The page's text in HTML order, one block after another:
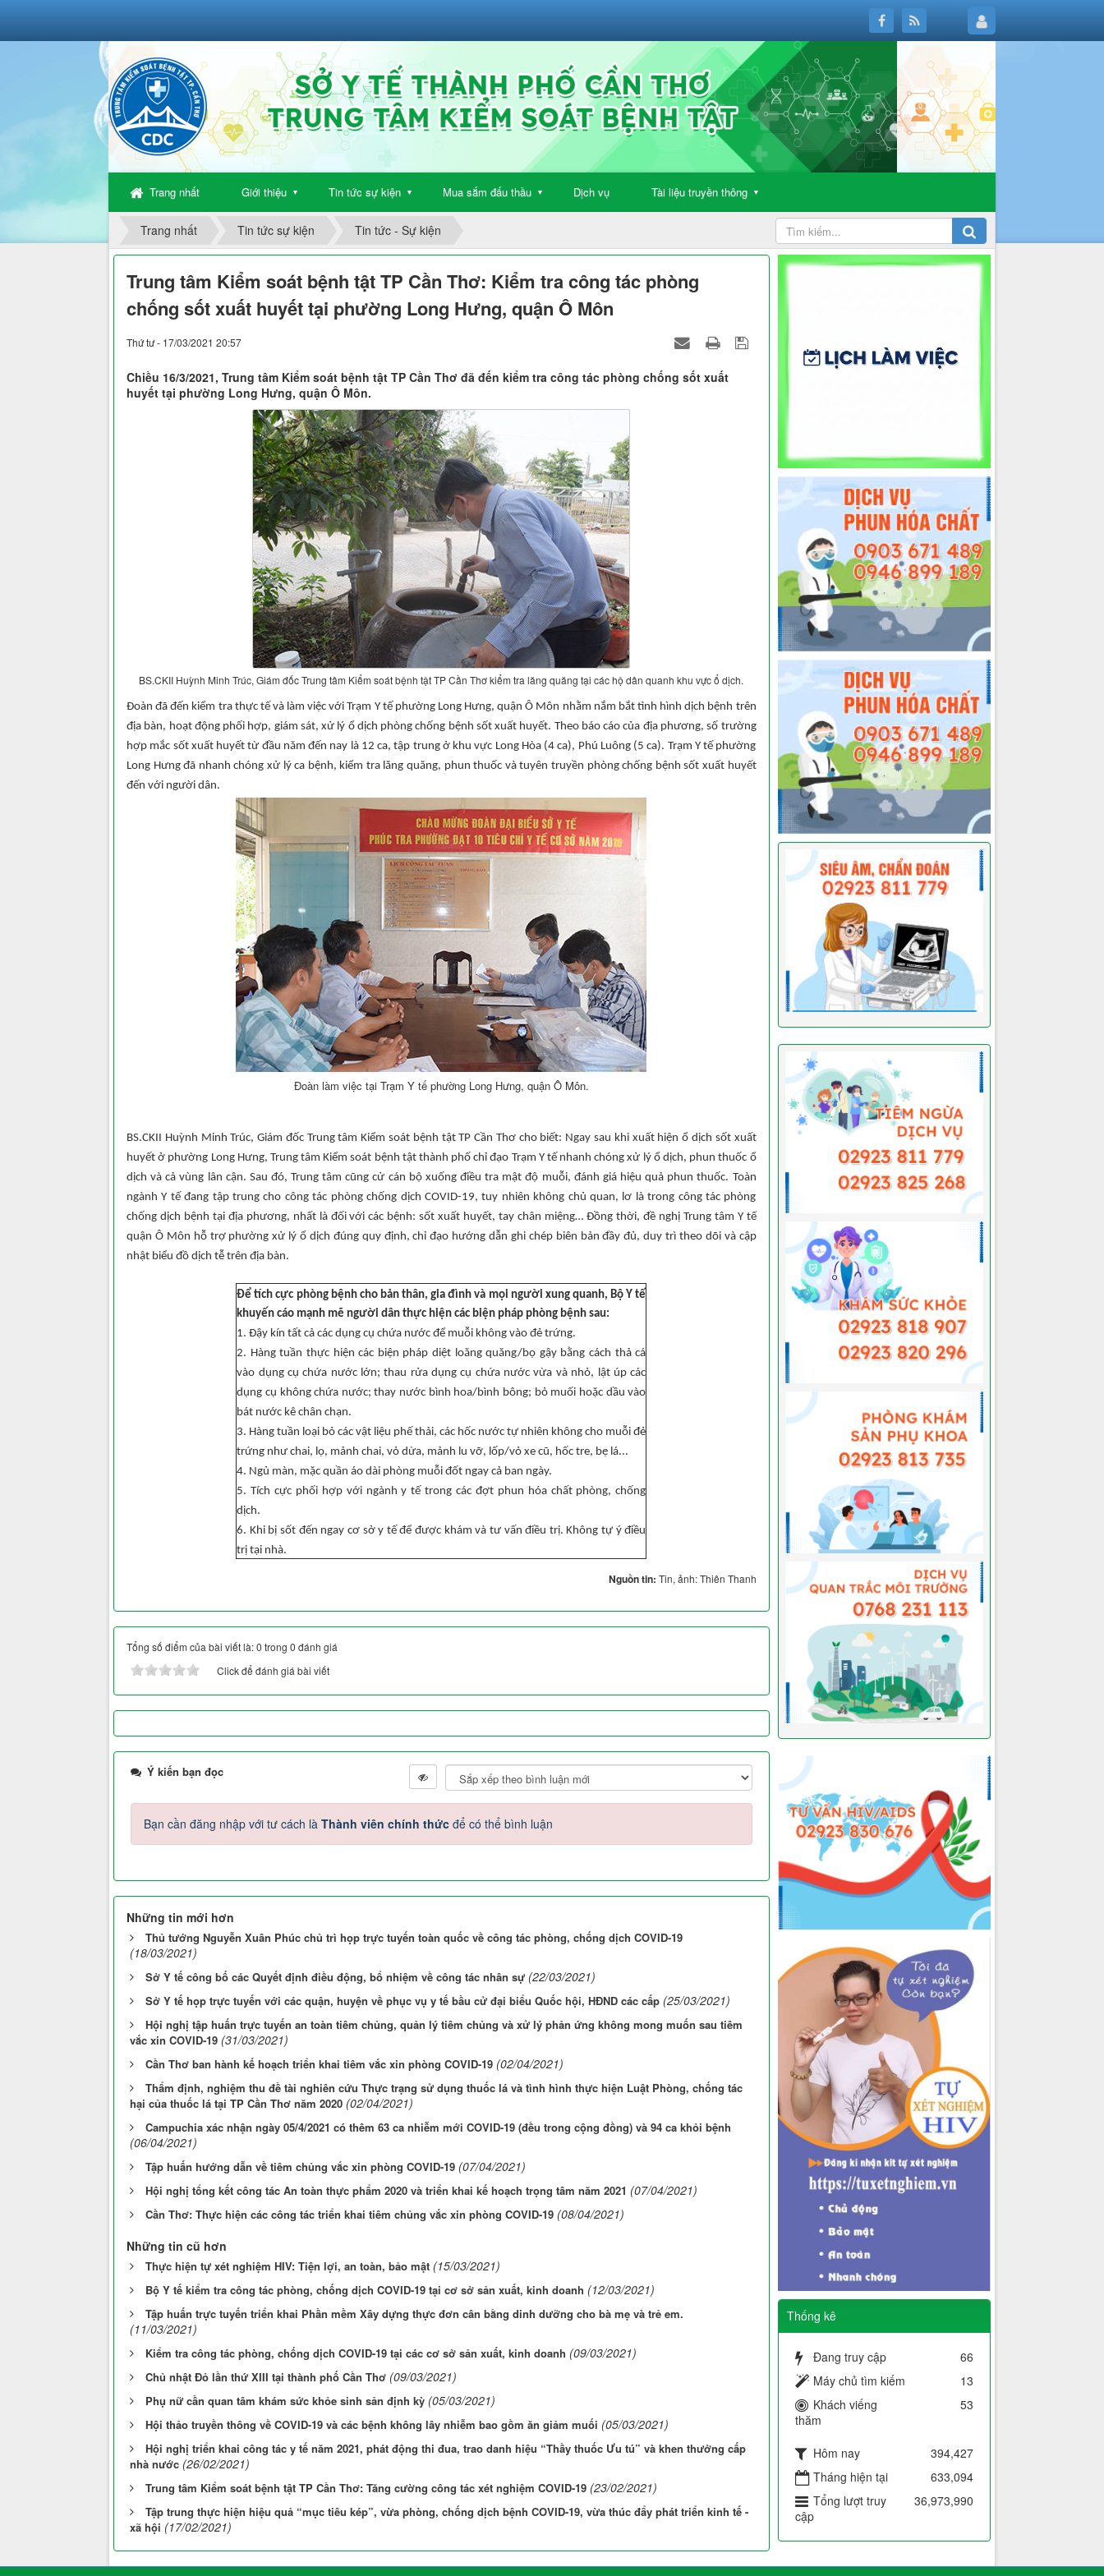
Trang nhất Giới thiệu ▼ Tin tức sự kiện ▼ Mua sắm đấu thầu ▼ Dịch vụ Tài liệu truyền thông ▼
Trang nhất Tin tức sự kiện Tin tức - Sự kiện
Trung tâm Kiểm soát bệnh tật TP Cần Thơ: Kiểm tra công tác phòng
chống sốt xuất huyết tại phường Long Hưng, quận Ô Môn
Thứ tư - 17/03/2021 20:57
Chiều 16/3/2021, Trung tâm Kiểm soát bệnh tật TP Cần Thơ đã đến kiểm tra công tác phòng chống sốt xuất
huyết tại phường Long Hưng, quận Ô Môn.
BS.CKII Huỳnh Minh Trúc, Giám đốc Trung tâm Kiểm soát bệnh tật TP Cần Thơ kiểm tra lăng quăng tại các hộ dân quanh khu vực ổ dịch.
Đoàn đã đến kiểm tra thực tế và làm việc với Trạm Y tế phường Long Hưng, quận Ô Môn nhằm nắm bắt tình hình dịch bệnh trên
địa bàn, hoạt động phối hợp, giám sát, xử lý ổ dịch phòng chống bệnh sốt xuất huyết. Theo báo cáo của địa phương, số trường
hợp mắc sốt xuất huyết từ đầu năm đến nay là 12 ca, tập trung ở khu vực Long Hòa (4 ca), Phú Luông (5 ca). Trạm Y tế phường
Long Hưng đã nhanh chóng xử lý ca bệnh, kiểm tra lăng quăng, phun thuốc và tuyên truyền phòng chống bệnh sốt xuất huyết
đến với người dân.
Đoàn làm việc tại Trạm Y tế phường Long Hưng, quận Ô Môn.
BS.CKII Huỳnh Minh Trúc, Giám đốc Trung tâm Kiểm soát bệnh tật TP Cần Thơ cho biết: Ngay sau khi xuất hiện ổ dịch sốt xuất
huyết ở phường Long Hưng, Trung tâm Kiểm soát bệnh tật thành phố chỉ đạo Trạm Y tế nhanh chóng xử lý ổ dịch, phun thuốc ổ
dịch và cả vùng lân cận. Sau đó, Trung tâm cũng cử cán bộ xuống điều tra mật độ muỗi, đánh giá hiệu quả phun thuốc. Toàn
ngành Y tế đang tập trung cho công tác phòng chống dịch COVID-19, tuy nhiên không chủ quan, lơ là trong công tác phòng
chống dịch bệnh tại địa phương, nhất là đối với các bệnh: sốt xuất huyết, tay chân miệng… Đồng thời, đề nghị Trung tâm Y tế
quận Ô Môn hỗ trợ phường xử lý ổ dịch đúng quy định, chỉ đạo hướng dẫn ghi chép biên bản đầy đủ, duy trì theo dõi và cập
nhật biểu đồ dịch tễ trên địa bàn.
Để tích cực phòng bệnh cho bản thân, gia đình và mọi người xung quanh, Bộ Y tế
khuyến cáo mạnh mẽ người dân thực hiện các biện pháp phòng bệnh sau:
1. Đậy kín tất cả các dụng cụ chứa nước để muỗi không vào đẻ trứng.
2. Hàng tuần thực hiện các biện pháp diệt loăng quăng/bọ gậy bằng cách thả cá
vào dụng cụ chứa nước lớn; thau rửa dụng cụ chứa nước vừa và nhỏ, lật úp các
dụng cụ không chứa nước; thay nước bình hoa/bình bông; bỏ muối hoặc dầu vào
bát nước kê chân chạn.
3. Hàng tuần loại bỏ các vật liệu phế thải, các hốc nước tự nhiên không cho muỗi đẻ
trứng như chai, lọ, mảnh chai, vỏ dừa, mảnh lu vỡ, lốp/vỏ xe cũ, hốc tre, bẹ lá...
4. Ngủ màn, mặc quần áo dài phòng muỗi đốt ngay cả ban ngày.
5. Tích cực phối hợp với ngành y tế trong các đợt phun hóa chất phòng, chống
dịch.
6. Khi bị sốt đến ngay cơ sở y tế để được khám và tư vấn điều trị. Không tự ý điều
trị tại nhà.
Nguồn tin: Tin, ảnh: Thiên Thanh
Tổng số điểm của bài viết là: 0 trong 0 đánh giá
Click để đánh giá bài viết
Ý kiến bạn đọc
Bạn cần đăng nhập với tư cách là Thành viên chính thức để có thể bình luận
Những tin mới hơn
Thủ tướng Nguyễn Xuân Phúc chủ trì họp trực tuyến toàn quốc về công tác phòng, chống dịch COVID-19
(18/03/2021)
Sở Y tế công bố các Quyết định điều động, bổ nhiệm về công tác nhân sự (22/03/2021)
Sở Y tế họp trực tuyến với các quận, huyện về phục vụ y tế bầu cử đại biểu Quốc hội, HĐND các cấp (25/03/2021)
Hội nghị tập huấn trực tuyến an toàn tiêm chủng, quản lý tiêm chủng và xử lý phản ứng không mong muốn sau tiêm
vắc xin COVID-19 (31/03/2021)
Cần Thơ ban hành kế hoạch triển khai tiêm vắc xin phòng COVID-19 (02/04/2021)
Thẩm định, nghiệm thu đề tài nghiên cứu Thực trạng sử dụng thuốc lá và tình hình thực hiện Luật Phòng, chống tác
hại của thuốc lá tại TP Cần Thơ năm 2020 (02/04/2021)
Campuchia xác nhận ngày 05/4/2021 có thêm 63 ca nhiễm mới COVID-19 (đều trong cộng đồng) và 94 ca khỏi bệnh
(06/04/2021)
Tập huấn hướng dẫn về tiêm chủng vắc xin phòng COVID-19 (07/04/2021)
Hội nghị tổng kết công tác An toàn thực phẩm 2020 và triển khai kế hoạch trọng tâm năm 2021 (07/04/2021)
Cần Thơ: Thực hiện các công tác triển khai tiêm chủng vắc xin phòng COVID-19 (08/04/2021)
Những tin cũ hơn
Thực hiện tự xét nghiệm HIV: Tiện lợi, an toàn, bảo mật (15/03/2021)
Bộ Y tế kiểm tra công tác phòng, chống dịch COVID-19 tại cơ sở sản xuất, kinh doanh (12/03/2021)
Tập huấn trực tuyến triển khai Phần mềm Xây dựng thực đơn cân bằng dinh dưỡng cho bà mẹ và trẻ em.
(11/03/2021)
Kiểm tra công tác phòng, chống dịch COVID-19 tại các cơ sở sản xuất, kinh doanh (09/03/2021)
Chủ nhật Đỏ lần thứ XIII tại thành phố Cần Thơ (09/03/2021)
Phụ nữ cần quan tâm khám sức khỏe sinh sản định kỳ (05/03/2021)
Hội thảo truyền thông về COVID-19 và các bệnh không lây nhiễm bao gồm ăn giảm muối (05/03/2021)
Hội nghị triển khai công tác y tế năm 2021, phát động thi đua, trao danh hiệu “Thầy thuốc Ưu tú” và khen thưởng cấp
nhà nước (26/02/2021)
Trung tâm Kiểm soát bệnh tật TP Cần Thơ: Tăng cường công tác xét nghiệm COVID-19 (23/02/2021)
Tập trung thực hiện hiệu quả “mục tiêu kép”, vừa phòng, chống dịch bệnh COVID-19, vừa thúc đẩy phát triển kinh tế -
xã hội (17/02/2021)
Thống kê
Đang truy cập
66
Máy chủ tìm kiếm
13
Khách viếng
thăm
53
Hôm nay
394,427
Tháng hiện tại
633,094
Tổng lượt truy
cập
36,973,990